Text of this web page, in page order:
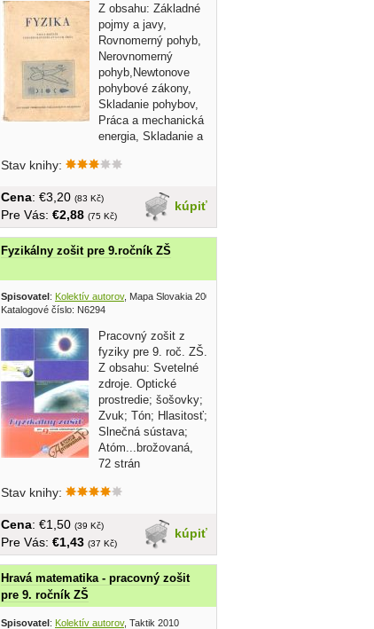
Z obsahu: Základné
pojmy a javy,
Rovnomerný pohyb,
Nerovnomerný
pohyb,Newtonove
pohybové zákony,
Skladanie pohybov,
Práca a mechanická
energia, Skladanie a
Stav knihy:
kúpiť
Cena: €3,20 (83 Kč)
Pre Vás: €2,88 (75 Kč)
Fyzikálny zošit pre 9.ročník ZŠ
Spisovatel: Kolektív autorov, Mapa Slovakia 2004
Katalogové číslo: N6294
Pracovný zošit z
fyziky pre 9. roč. ZŠ.
Z obsahu: Svetelné
zdroje. Optické
prostredie; šošovky;
Zvuk; Tón; Hlasitosť;
Slnečná sústava;
Atóm...brožovaná,
72 strán
Stav knihy:
kúpiť
Cena: €1,50 (39 Kč)
Pre Vás: €1,43 (37 Kč)
Hravá matematika - pracovný zošit
pre 9. ročník ZŠ
Spisovatel : Kolektív autorov, Taktik 2010